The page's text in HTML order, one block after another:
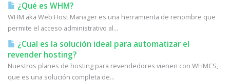
¿Qué es WHM?
WHM aka Web Host Manager es una herramienta de renombre que
permite el acceso administrativo al...
¿Cual es la solución ideal para automatizar el
revender hosting?
Nuestros planes de hosting para revendedores vienen con WHMCS,
que es una solución completa de...